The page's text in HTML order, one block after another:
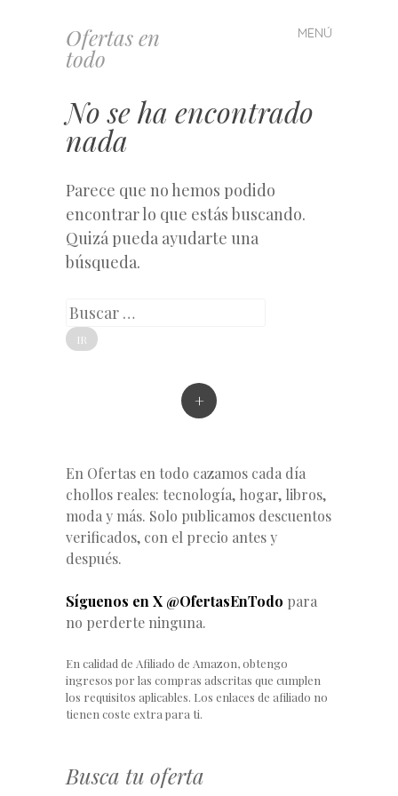
Ofertas en
todo
MENÚ
Saltar
al
No se ha encontrado
nada
Parece que no hemos podido
encontrar lo que estás buscando.
Quizá pueda ayudarte una
búsqueda.
Buscar
+
En Ofertas en todo cazamos cada día
chollos reales: tecnología, hogar, libros,
moda y más. Solo publicamos descuentos
verificados, con el precio antes y
después.
Síguenos en X @OfertasEnTodo para
no perderte ninguna.
En calidad de Afiliado de Amazon, obtengo
ingresos por las compras adscritas que cumplen
los requisitos aplicables. Los enlaces de afiliado no
tienen coste extra para ti.
Busca tu oferta